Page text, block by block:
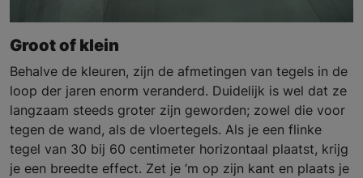
Groot of klein
Behalve de kleuren, zijn de afmetingen van tegels in de
loop der jaren enorm veranderd. Duidelijk is wel dat ze
langzaam steeds groter zijn geworden; zowel die voor
tegen de wand, als de vloertegels. Als je een flinke
tegel van 30 bij 60 centimeter horizontaal plaatst, krijg
je een breedte effect. Zet je ‘m op zijn kant en plaats je